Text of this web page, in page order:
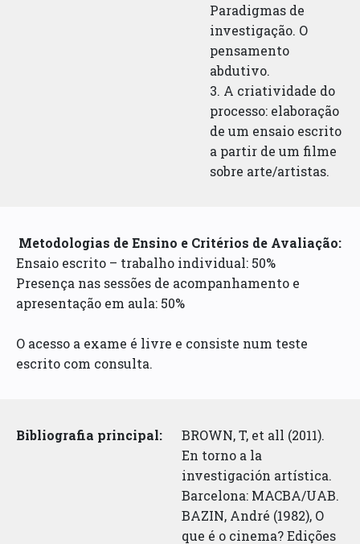
Paradigmas de
investigação. O
pensamento
abdutivo.
3. A criatividade do
processo: elaboração
de um ensaio escrito
a partir de um filme
sobre arte/artistas.
Metodologias de Ensino e Critérios de Avaliação:
Ensaio escrito – trabalho individual: 50%
Presença nas sessões de acompanhamento e
apresentação em aula: 50%
O acesso a exame é livre e consiste num teste
escrito com consulta.
Bibliografia principal:
BROWN, T, et all (2011).
En torno a la
investigación artística.
Barcelona: MACBA/UAB.
BAZIN, André (1982), O
que é o cinema? Edições